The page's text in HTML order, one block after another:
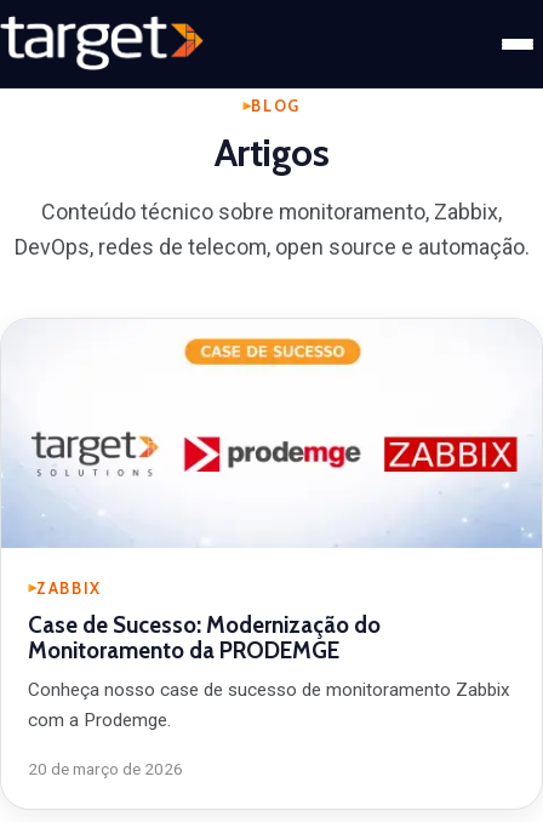
BLOG
Artigos
Conteúdo técnico sobre monitoramento, Zabbix,
DevOps, redes de telecom, open source e automação.
ZABBIX
Case de Sucesso: Modernização do
Monitoramento da PRODEMGE
Conheça nosso case de sucesso de monitoramento Zabbix
com a Prodemge.
20 de março de 2026